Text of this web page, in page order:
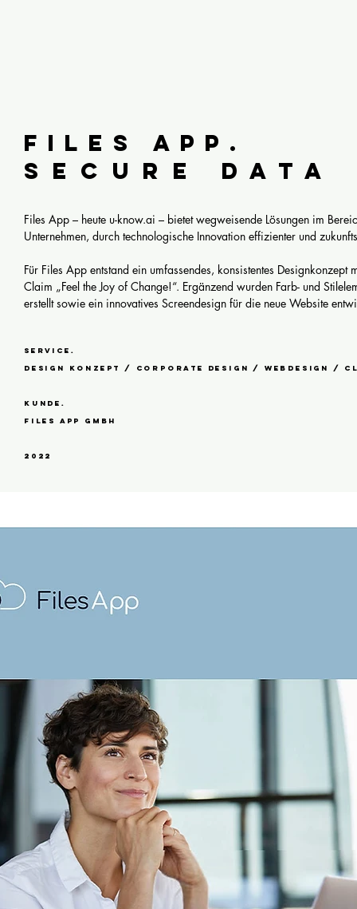
Files app.
Secure Data
Files App – heute u-know.ai – bietet wegweisende Lösungen im
Unternehmen, durch technologische Innovation effizienter und
Für Files App entstand ein umfassendes, konsistentes Designkonzept
Claim „Feel the Joy of Change!“. Ergänzend wurden Farb- und
erstellt sowie ein innovatives Screendesign für die neue Website
Service.
Design konzept / Corporate design / webdesign /
kunde.
Files app gmbh
2022